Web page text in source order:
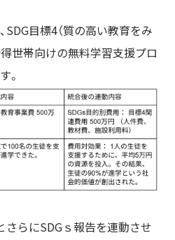
SDG目標4（質の高い教育をみ
得世帯向けの無料学習支援プロ
。
さらにSDGｓ報告を連動させ